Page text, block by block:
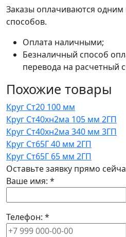
Заказы оплачиваются
способов.
Оплата наличными;
Безналичный способ
перевода на расчетный
Похожие товары
Круг Ст20 100 мм
Круг Ст40хн2ма 105 мм 2ГП
Круг Ст40хн2ма 340 мм 3ГП
Круг Ст65Г 40 мм 2ГП
Круг Ст65Г 65 мм 2ГП
Оставьте заявку прямо
Ваше имя: *
Телефон: *